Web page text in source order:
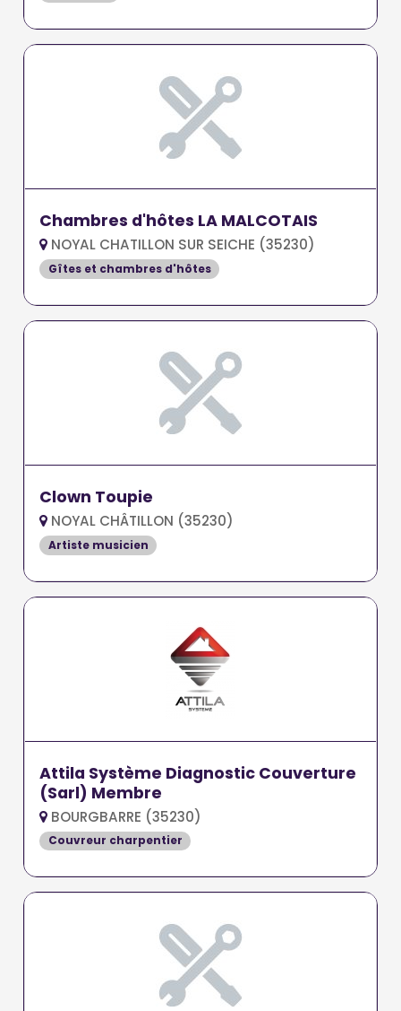
Chambres d'hôtes LA MALCOTAIS
NOYAL CHATILLON SUR SEICHE (35230)
Gîtes et chambres d'hôtes
Clown Toupie
NOYAL CHÂTILLON (35230)
Artiste musicien
Attila Système Diagnostic Couverture
(Sarl) Membre
BOURGBARRE (35230)
Couvreur charpentier